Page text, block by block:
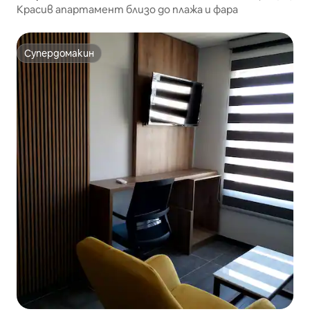
Красив апартамент близо до плажа и фара
Супердомакин
Супердомакин